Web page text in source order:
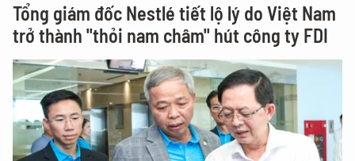
Tổng giám đốc Nestlé tiết lộ lý do Việt Nam
trở thành "thỏi nam châm" hút công ty FDI